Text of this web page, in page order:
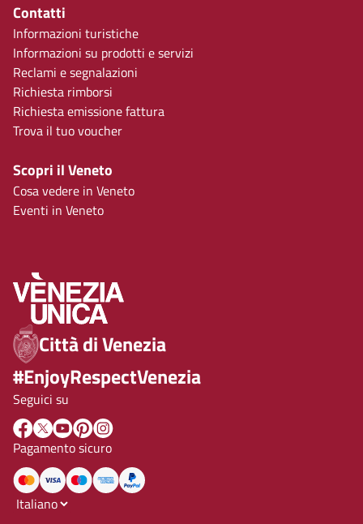
Contatti
Informazioni turistiche
Informazioni su prodotti e servizi
Reclami e segnalazioni
Richiesta rimborsi
Richiesta emissione fattura
Trova il tuo voucher
Scopri il Veneto
Cosa vedere in Veneto
Eventi in Veneto
Città di Venezia
#EnjoyRespectVenezia
Seguici su
Pagamento sicuro